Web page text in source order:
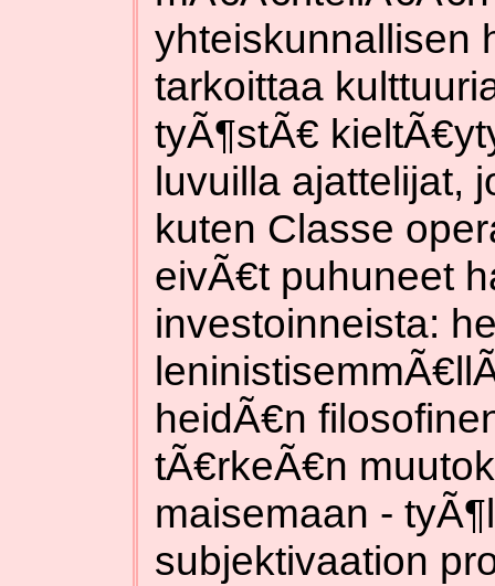
yhteiskunnallisen
tarkoittaa
tyÃ¶stÃ€
luvuilla ajattelijat,
kuten Classe
eivÃ€t puhuneet
investoinneista:
heidÃ€n
tÃ€rkeÃ€n
maisemaan -
subjektivaation